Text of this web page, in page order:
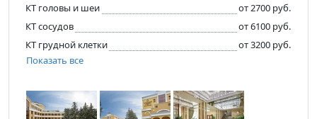
КТ головы и шеи
от 2700 руб.
КТ сосудов
от 6100 руб.
КТ грудной клетки
от 3200 руб.
Показать все